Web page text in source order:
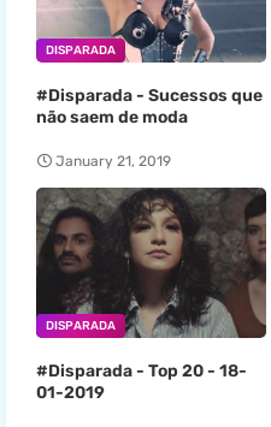
DISPARADA
#Disparada - Sucessos que
não saem de moda
January 21, 2019
DISPARADA
#Disparada - Top 20 - 18-
01-2019